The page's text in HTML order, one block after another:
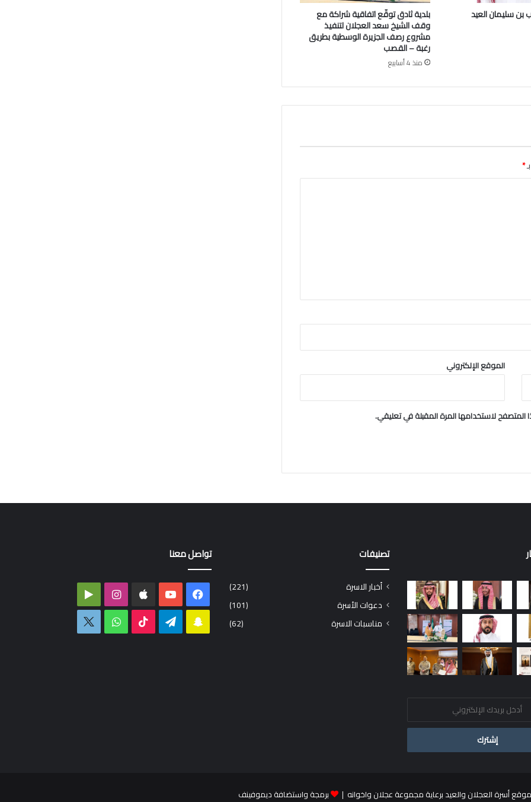
ل
م
ة
سليمان العيد بلدية ثادق توقّع اتفاقية شراكة مع
وقف الشيخ سعد العجلان لتنفيذ
مشروع رصف الجزيرة الوسطية بطريق
رغبة – القصب
منذ 4 أسابيع
*
الموقع الإلكتروني
لاستخدامها المرة المقبلة في تعليقي.
تصنيفات
أخبار الاسرة
(221)
دعوات الأسرة
(101)
مناسبات الاسرة
(62)
تواصل معنا
فيسبوك ‫YouTube انستقرام
Play
سناب
تيلقرام ‫TikTok واتساب
برمجة واستضافة ديموفينف